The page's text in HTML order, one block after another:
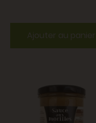
Ajouter au panier